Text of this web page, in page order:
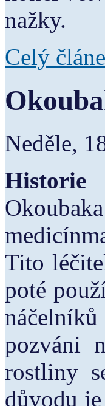
nažky.
Celý
Neděle,
Historie
Tito
poté
pozváni
rostliny
důvodu